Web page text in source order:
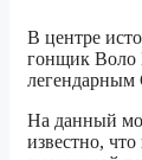
В центре
гонщик Воло
легендарным
На данный
известно,